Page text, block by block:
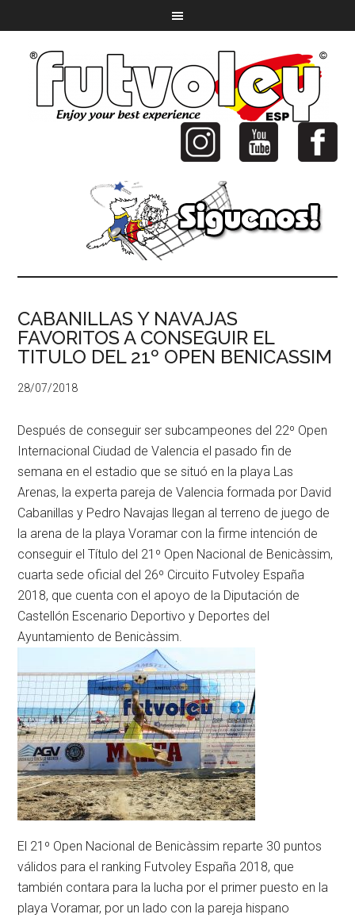
CABANILLAS Y NAVAJAS
FAVORITOS A CONSEGUIR EL
TITULO DEL 21º OPEN BENICASSIM
28/07/2018
Después de conseguir ser subcampeones del 22º Open
Internacional Ciudad de Valencia el pasado fin de
semana en el estadio que se situó en la playa Las
Arenas, la experta pareja de Valencia formada por David
Cabanillas y Pedro Navajas llegan al terreno de juego de
la arena de la playa Voramar con la firme intención de
conseguir el Título del 21º Open Nacional de Benicàssim,
cuarta sede oficial del 26º Circuito Futvoley España
2018, que cuenta con el apoyo de la Diputación de
Castellón Escenario Deportivo y Deportes del
Ayuntamiento de Benicàssim.
El 21º Open Nacional de Benicàssim reparte 30 puntos
válidos para el ranking Futvoley España 2018, que
también contara para la lucha por el primer puesto en la
playa Voramar, por un lado con la pareja hispano